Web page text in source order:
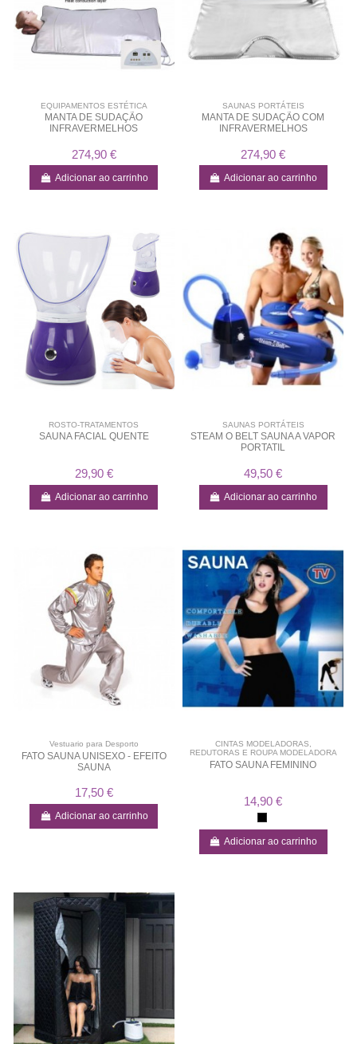
EQUIPAMENTOS ESTÉTICA
MANTA DE SUDAÇÃO
INFRAVERMELHOS
274,90 €
Adicionar ao carrinho
SAUNAS PORTÁTEIS
MANTA DE SUDAÇÃO COM
INFRAVERMELHOS
274,90 €
Adicionar ao carrinho
ROSTO-TRATAMENTOS
SAUNA FACIAL QUENTE
29,90 €
Adicionar ao carrinho
SAUNAS PORTÁTEIS
STEAM O BELT SAUNA A VAPOR
PORTATIL
49,50 €
Adicionar ao carrinho
Vestuario para Desporto
FATO SAUNA UNISEXO - EFEITO
SAUNA
17,50 €
Adicionar ao carrinho
CINTAS MODELADORAS,
REDUTORAS E ROUPA MODELADORA
FATO SAUNA FEMININO
14,90 €
Adicionar ao carrinho